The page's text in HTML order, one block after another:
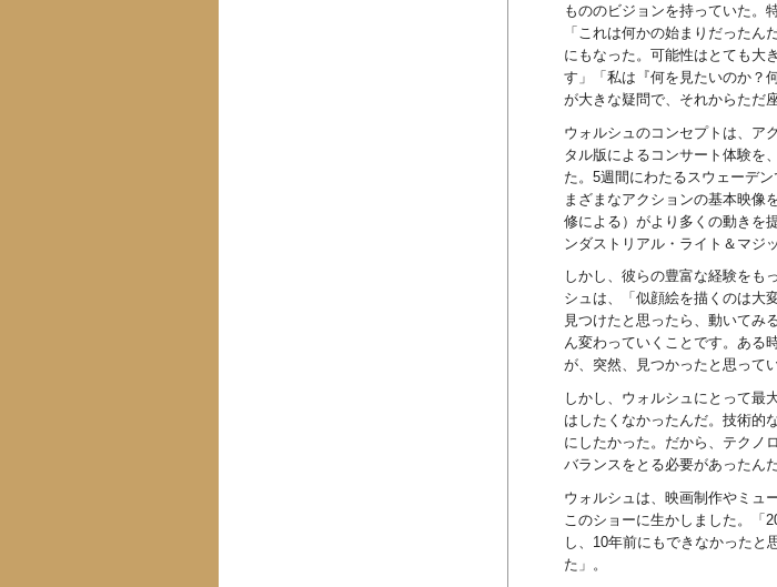
もののビジョンを持っていた。
「これは何かの始まりだった
にもなった。可能性はとても大
す」「私は『何を見たいのか？
が大きな疑問で、それからただ
ウォルシュのコンセプトは、ア
タル版によるコンサート体験を
た。5週間にわたるスウェーデ
まざまなアクションの基本映像
修による）がより多くの動きを
ンダストリアル・ライト＆マジ
しかし、彼らの豊富な経験をも
シュは、「似顔絵を描くのは大
見つけたと思ったら、動いてみ
ん変わっていくことです。ある
が、突然、見つかったと思って
しかし、ウォルシュにとって最
はしたくなかったんだ。技術的
にしたかった。だから、テクノ
バランスをとる必要があったんだ
ウォルシュは、映画制作やミュ
このショーに生かしました。「
し、10年前にもできなかったと
た」。